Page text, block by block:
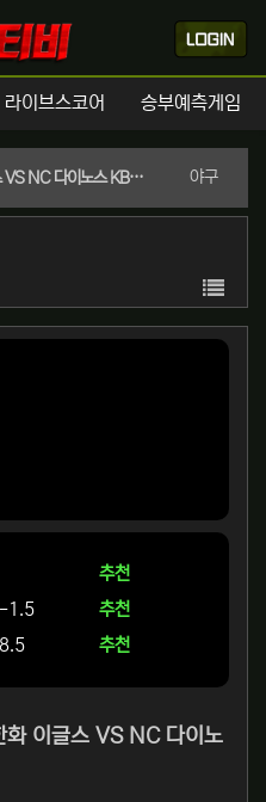
라이브스코어 승부예측게임
2026년 04월 24일 (금) 한화 이글스 VS NC 다이노스 KBO 스포츠분석 야구분류
목록
추천
-1.5
추천
8.5 추천
이글스 VS NC 다이노